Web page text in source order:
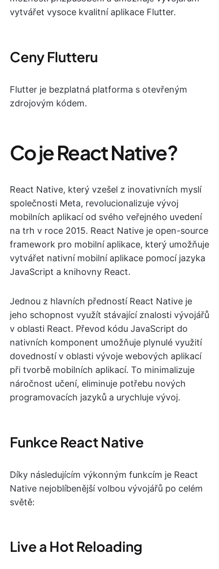
vytvářet vysoce kvalitní aplikace Flutter.
Ceny Flutteru
Flutter je bezplatná platforma s otevřeným
zdrojovým kódem.
Co je React Native?
React Native, který vzešel z inovativních myslí
společnosti Meta, revolucionalizuje vývoj
mobilních aplikací od svého veřejného uvedení
na trh v roce 2015. React Native je open-source
framework pro mobilní aplikace, který umožňuje
vytvářet nativní mobilní aplikace pomocí jazyka
JavaScript a knihovny React.
Jednou z hlavních předností React Native je
jeho schopnost využít stávající znalosti vývojářů
v oblasti React. Převod kódu JavaScript do
nativních komponent umožňuje plynulé využití
dovedností v oblasti vývoje webových aplikací
při tvorbě mobilních aplikací. To minimalizuje
náročnost učení, eliminuje potřebu nových
programovacích jazyků a urychluje vývoj.
Funkce React Native
Díky následujícím výkonným funkcím je React
Native nejoblíbenější volbou vývojářů po celém
světě:
Live a Hot Reloading